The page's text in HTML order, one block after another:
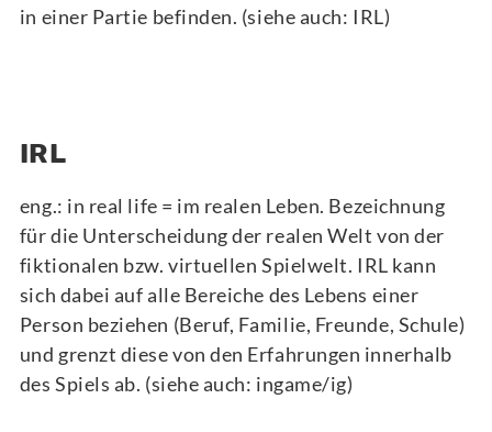
in einer Partie befinden. (siehe auch: IRL)
IRL
eng.: in real life = im realen Leben. Bezeichnung
für die Unterscheidung der realen Welt von der
fiktionalen bzw. virtuellen Spielwelt. IRL kann
sich dabei auf alle Bereiche des Lebens einer
Person beziehen (Beruf, Familie, Freunde, Schule)
und grenzt diese von den Erfahrungen innerhalb
des Spiels ab. (siehe auch: ingame/ig)